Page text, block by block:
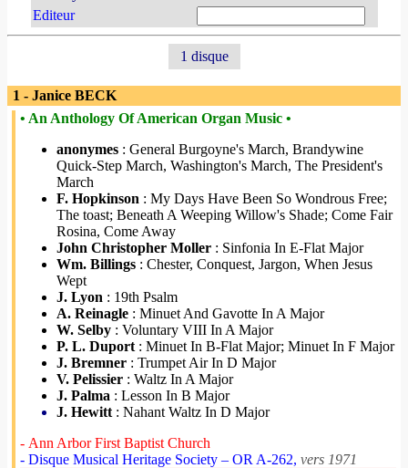
Editeur
1 disque
1 - Janice BECK
• An Anthology Of American Organ Music •
anonymes : General Burgoyne's March, Brandywine
Quick-Step March, Washington's March, The President's
March
F. Hopkinson : My Days Have Been So Wondrous Free;
The toast; Beneath A Weeping Willow's Shade; Come Fair
Rosina, Come Away
John Christopher Moller : Sinfonia In E-Flat Major
Wm. Billings : Chester, Conquest, Jargon, When Jesus
Wept
J. Lyon : 19th Psalm
A. Reinagle : Minuet And Gavotte In A Major
W. Selby : Voluntary VIII In A Major
P. L. Duport : Minuet In B-Flat Major; Minuet In F Major
J. Bremner : Trumpet Air In D Major
V. Pelissier : Waltz In A Major
J. Palma : Lesson In B Major
J. Hewitt : Nahant Waltz In D Major
- Ann Arbor First Baptist Church
- Disque Musical Heritage Society – OR A-262, vers 1971